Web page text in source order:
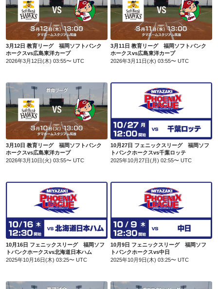
3月12日 教育リーグ 福岡ソフトバンクホークスvs広島東洋カープ
3月12日 教育リーグ 福岡ソフトバンク
ホークスvs広島東洋カープ
2026年3月12日(木) 03:55〜 UTC
3月11日 教育リーグ 福岡ソフトバンクホークスvs広島東洋カープ
3月11日 教育リーグ 福岡ソフトバンク
ホークスvs広島東洋カープ
2026年3月11日(水) 03:55〜 UTC
3月10日 教育リーグ 福岡ソフトバンクホークスvs広島東洋カープ
3月10日 教育リーグ 福岡ソフトバンク
ホークスvs広島東洋カープ
2026年3月10日(火) 03:55〜 UTC
10月27日 フェニックスリーグ 福岡ソフ
トバンクホークスvs千葉ロッテ
2025年10月27日(月) 02:55〜 UTC
10月16日 フェニックスリーグ 福岡ソフ
トバンクホークスvs北海道日本ハム
2025年10月16日(木) 03:25〜 UTC
10月9日 フェニックスリーグ 福岡ソフ
トバンクホークスvs中日
2025年10月9日(木) 03:25〜 UTC